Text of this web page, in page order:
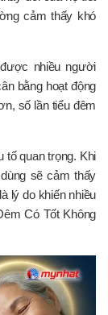
cảm thấy khó
nhiều người
bằng hoạt động
số lần tiểu đêm
tố quan trọng. Khi
sẽ cảm thấy
lý do khiến nhiều
Có Tốt Không